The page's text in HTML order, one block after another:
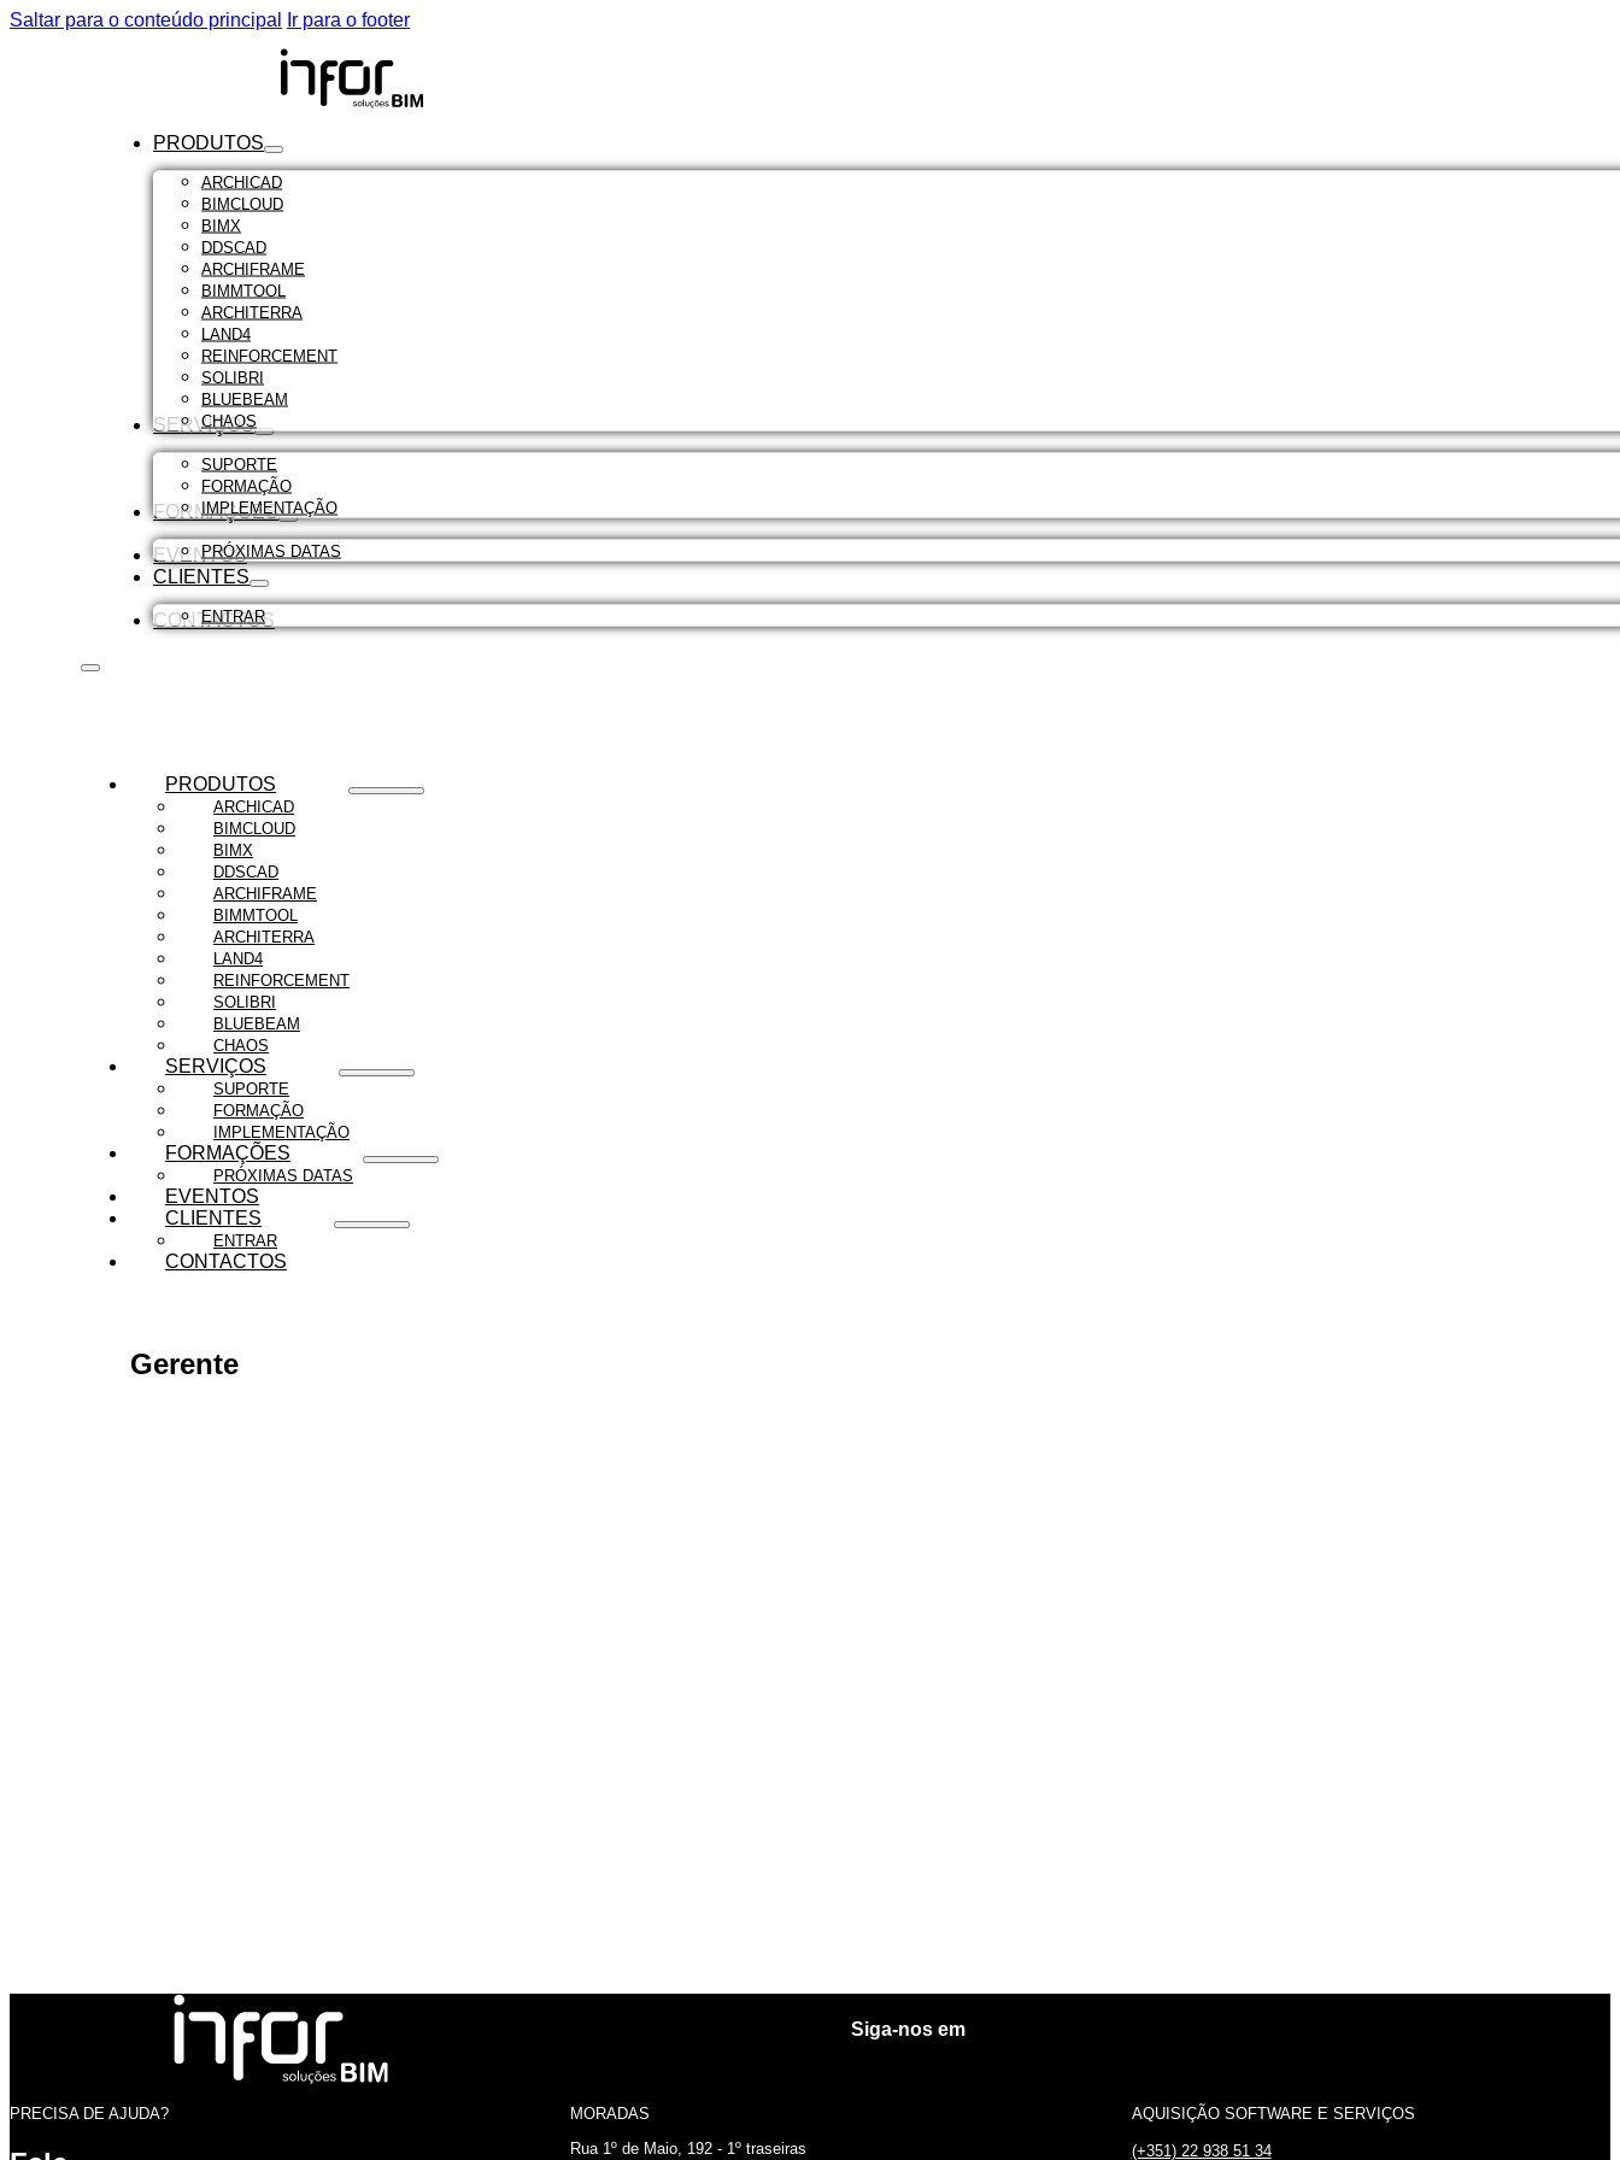
Saltar para o conteúdo principal Ir para o footer
PRODUTOS
ARCHICAD
BIMCLOUD
BIMX
DDSCAD
ARCHIFRAME
BIMMTOOL
ARCHITERRA
LAND4
REINFORCEMENT
SOLIBRI
BLUEBEAM
CHAOS
SERVIÇOS
SUPORTE
FORMAÇÃO
IMPLEMENTAÇÃO
FORMAÇÕES
PRÓXIMAS DATAS
EVENTOS
CLIENTES
ENTRAR
CONTACTOS
PRODUTOS
ARCHICAD
BIMCLOUD
BIMX
DDSCAD
ARCHIFRAME
BIMMTOOL
ARCHITERRA
LAND4
REINFORCEMENT
SOLIBRI
BLUEBEAM
CHAOS
SERVIÇOS
SUPORTE
FORMAÇÃO
IMPLEMENTAÇÃO
FORMAÇÕES
PRÓXIMAS DATAS
EVENTOS
CLIENTES
ENTRAR
CONTACTOS
Gerente
Siga-nos em
PRECISA DE AJUDA?
MORADAS
Rua 1º de Maio, 192 - 1º traseiras
AQUISIÇÃO SOFTWARE E SERVIÇOS
(+351) 22 938 51 34